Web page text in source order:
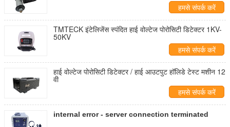
हमसे संपर्क करें
TMTECK इंटेलिजेंस स्पंदित हाई वोल्टेज पोरोसिटी डिटेक्टर 1KV-
50KV
हमसे संपर्क करें
हाई वोल्टेज पोरोसिटी डिटेक्टर / हाई आउटपुट हॉलिडे टेस्ट मशीन 12
वी
हमसे संपर्क करें
internal error - server connection terminated